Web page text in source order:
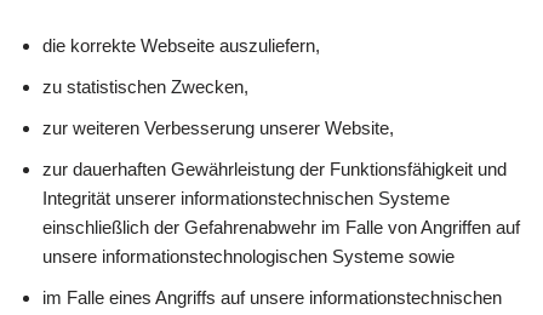
die korrekte Webseite auszuliefern,
zu statistischen Zwecken,
zur weiteren Verbesserung unserer Website,
zur dauerhaften Gewährleistung der Funktionsfähigkeit und
Integrität unserer informationstechnischen Systeme
einschließlich der Gefahrenabwehr im Falle von Angriffen auf
unsere informationstechnologischen Systeme sowie
im Falle eines Angriffs auf unsere informationstechnischen